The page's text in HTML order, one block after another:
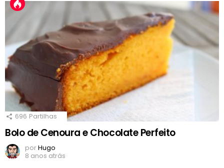
696 Partilhas
Bolo de Cenoura e Chocolate Perfeito
porHugo
8 anos atrás